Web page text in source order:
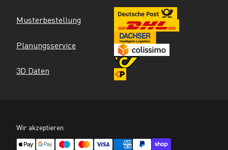
Musterbestellung
Planungsservice
3D Daten
Wir akzeptieren